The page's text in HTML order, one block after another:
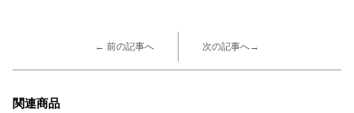
← 前の記事へ 次の記事へ→
関連商品